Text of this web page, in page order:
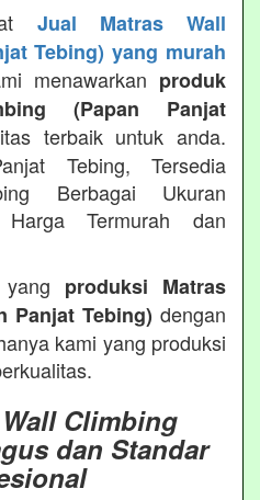
Jual Matras Wall
Tebing) yang murah
menawarkan produk
(Papan Panjat
terbaik untuk anda.
Tebing, Tersedia
Berbagai Ukuran
Termurah dan
produksi Matras
Panjat Tebing) dengan
kami yang produksi
Climbing
dan Standar